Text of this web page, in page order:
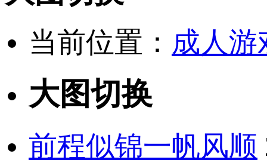
当前位置： 成人游
大图切换
前程似锦一帆风顺